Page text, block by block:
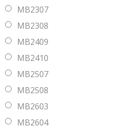
MB2307
MB2308
MB2409
MB2410
MB2507
MB2508
MB2603
MB2604